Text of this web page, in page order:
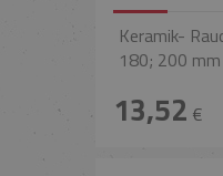
Keramik-
180; 200 mm
13,52 €